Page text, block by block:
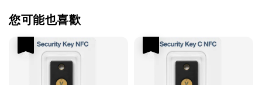
您可能也喜歡